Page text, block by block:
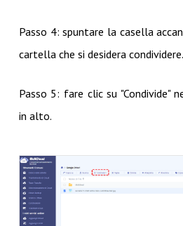
Passo 4: spuntare la casella
cartella che si desidera condividere.
Passo 5: fare clic su "Condivide"
in alto.